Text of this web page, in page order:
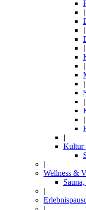
|
|
|
|
|
|
|
|
Kultur
|
Wellness &
|